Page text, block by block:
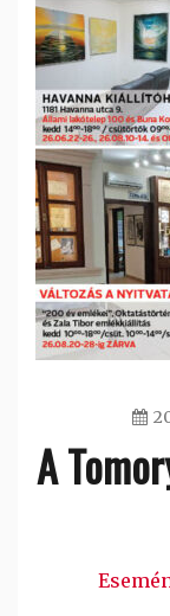
A